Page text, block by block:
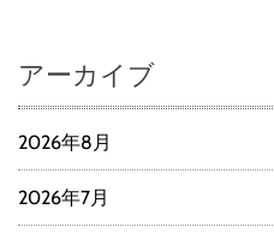
アーカイブ
2026年8月
2026年7月